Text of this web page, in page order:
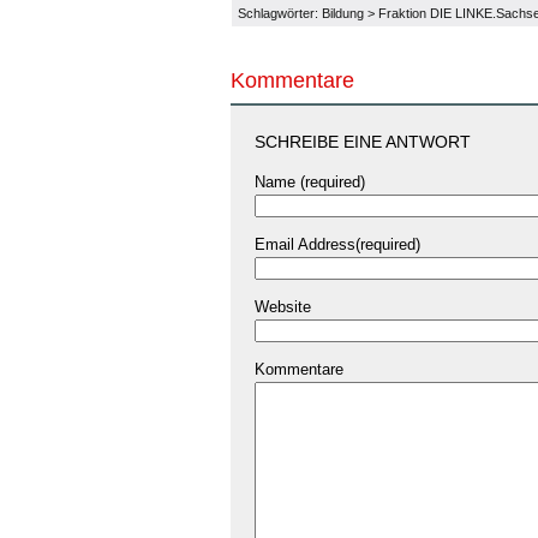
Schlagwörter: Bildung > Fraktion DIE
Kommentare
SCHREIBE EINE ANTWORT
Name (required)
Email Address(required)
Website
Kommentare